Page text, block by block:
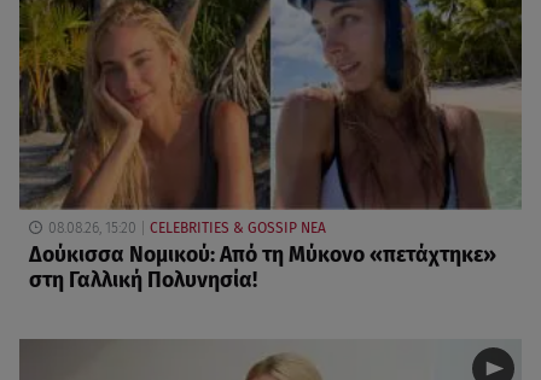
08.08.26, 15:20 CELEBRITIES & GOSSIP ΝΕΑ
Δούκισσα Νομικού: Από τη Μύκονο «πετάχτηκε»
στη Γαλλική Πολυνησία!